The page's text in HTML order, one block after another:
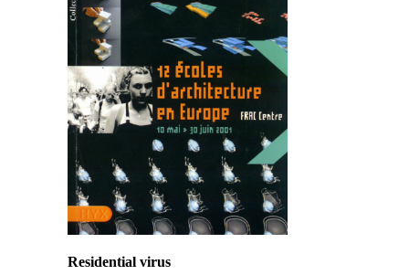
Residential virus